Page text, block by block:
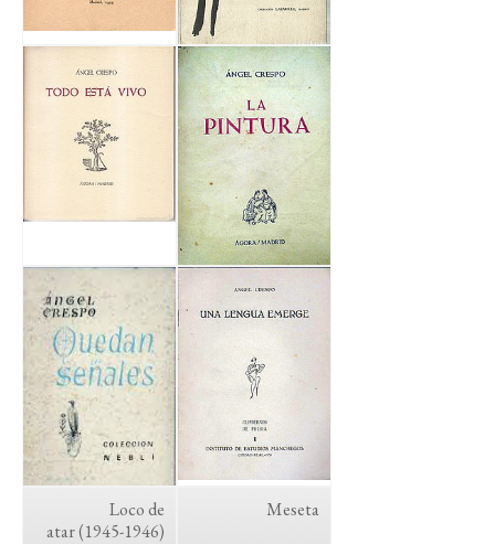
Loco de
atar (1945-1946)
Meseta